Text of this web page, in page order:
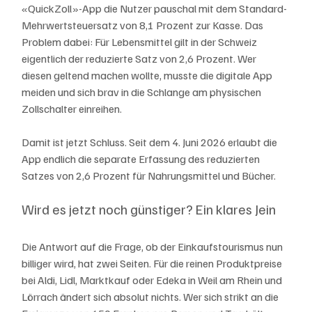
«QuickZoll»-App die Nutzer pauschal mit dem Standard-
Mehrwertsteuersatz von 8,1 Prozent zur Kasse. Das
Problem dabei: Für Lebensmittel gilt in der Schweiz
eigentlich der reduzierte Satz von 2,6 Prozent. Wer
diesen geltend machen wollte, musste die digitale App
meiden und sich brav in die Schlange am physischen
Zollschalter einreihen.
Damit ist jetzt Schluss. Seit dem 4. Juni 2026 erlaubt die
App endlich die separate Erfassung des reduzierten
Satzes von 2,6 Prozent für Nahrungsmittel und Bücher.
Wird es jetzt noch günstiger? Ein klares Jein
Die Antwort auf die Frage, ob der Einkaufstourismus nun
billiger wird, hat zwei Seiten. Für die reinen Produktpreise
bei Aldi, Lidl, Marktkauf oder Edeka in Weil am Rhein und
Lörrach ändert sich absolut nichts. Wer sich strikt an die